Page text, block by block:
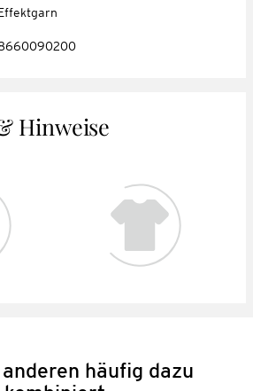
Hinweise
häufig dazu